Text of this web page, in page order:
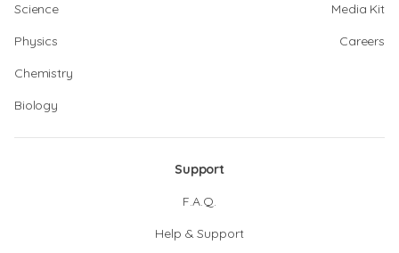
Science
Physics
Chemistry
Biology
Media Kit
Careers
Support
F.A.Q.
Help & Support